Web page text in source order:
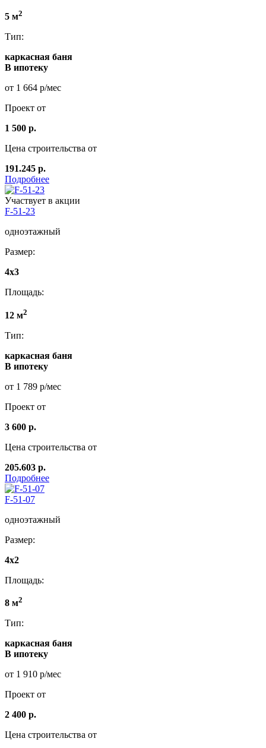
5 м2
Тип:
каркасная баня
В ипотеку
от 1 664 р/мес
Проект от
1 500 р.
Цена строительства от
191.245 р.
Подробнее
Участвует в акции
F-51-23
одноэтажный
Размер:
4x3
Площадь:
12 м2
Тип:
каркасная баня
В ипотеку
от 1 789 р/мес
Проект от
3 600 р.
Цена строительства от
205.603 р.
Подробнее
F-51-07
одноэтажный
Размер:
4x2
Площадь:
8 м2
Тип:
каркасная баня
В ипотеку
от 1 910 р/мес
Проект от
2 400 р.
Цена строительства от